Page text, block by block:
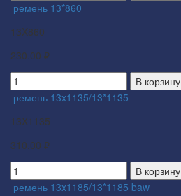
ремень 13*860
13X860
230.00 ₽
В корзину
ремень 13x1135/13*1135
13X1135
310.00 ₽
В корзину
ремень 13x1185/13*1185 baw